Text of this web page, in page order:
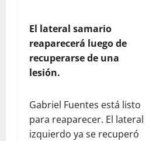
El lateral samario
reaparecerá luego de
recuperarse de una
lesión.
Gabriel Fuentes está listo
para reaparecer. El lateral
izquierdo ya se recuperó